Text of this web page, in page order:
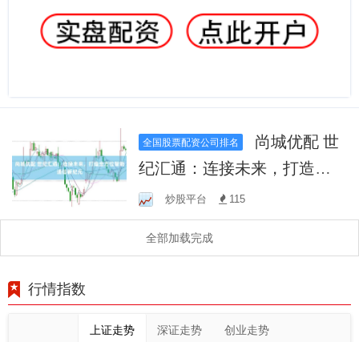
全国股票配资公司排名
纪汇通：连接未来，打造全
方位智能通信新纪元
炒股平台 115
全部加载完成
行情指数
上证走势 深证走势 创业走势